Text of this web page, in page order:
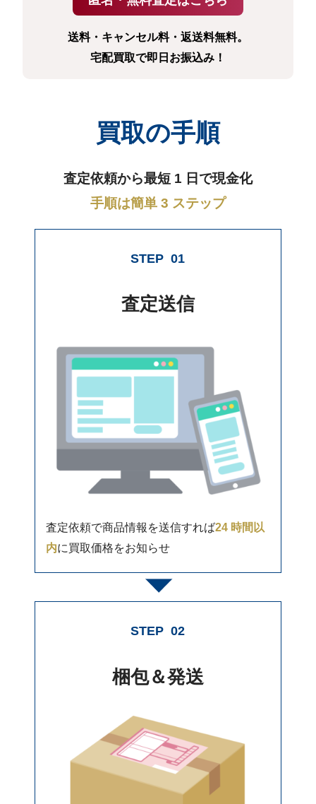
送料・キャンセル料・返送料無料。
宅配買取で即日お振込み！
買取の手順
査定依頼から最短 1 日で現金化
手順は簡単 3 ステップ
STEP 01
査定送信
査定依頼で商品情報を送信すれば24 時間以
内に買取価格をお知らせ
STEP 02
梱包＆発送